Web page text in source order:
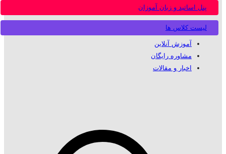
لیست کلاس ها
پنل اساتید و زبان آموزان
آموزش آنلاین
مشاوره رایگان
اخبار و مقالات